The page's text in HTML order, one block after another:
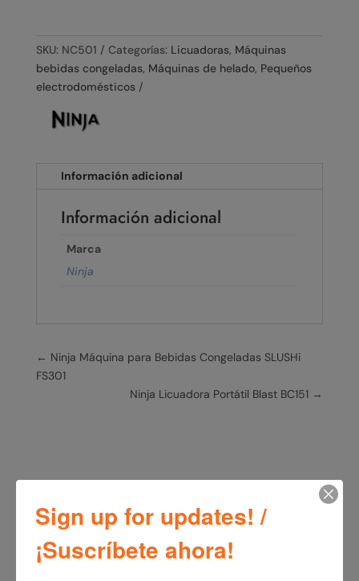
SKU: NC501 Categorías: Licuadoras, Máquinas
bebidas congeladas, Máquinas de helado, Pequeños
electrodomésticos
Información adicional
Información adicional
Marca
Ninja
← Ninja Máquina para Bebidas Congeladas SLUSHi
FS301
Ninja Licuadora Portátil Blast BC151 →
Sign up for updates! /
¡Suscríbete ahora!